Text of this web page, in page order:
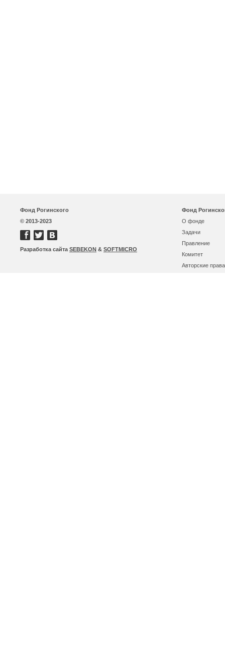
Фонд Рогинского
© 2013-2023
Разработка сайта SEBEKON & SOFTMICRO
Фонд
О фонде
Задачи
Правление
Комитет
Авторские права